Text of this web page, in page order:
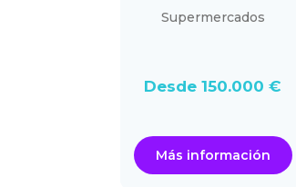
Supermercados
Desde 150.000 €
Más información